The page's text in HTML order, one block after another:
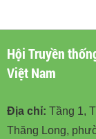
Hội Truyền
Việt Nam
Địa chỉ: Tầng 1,
Thăng Long,